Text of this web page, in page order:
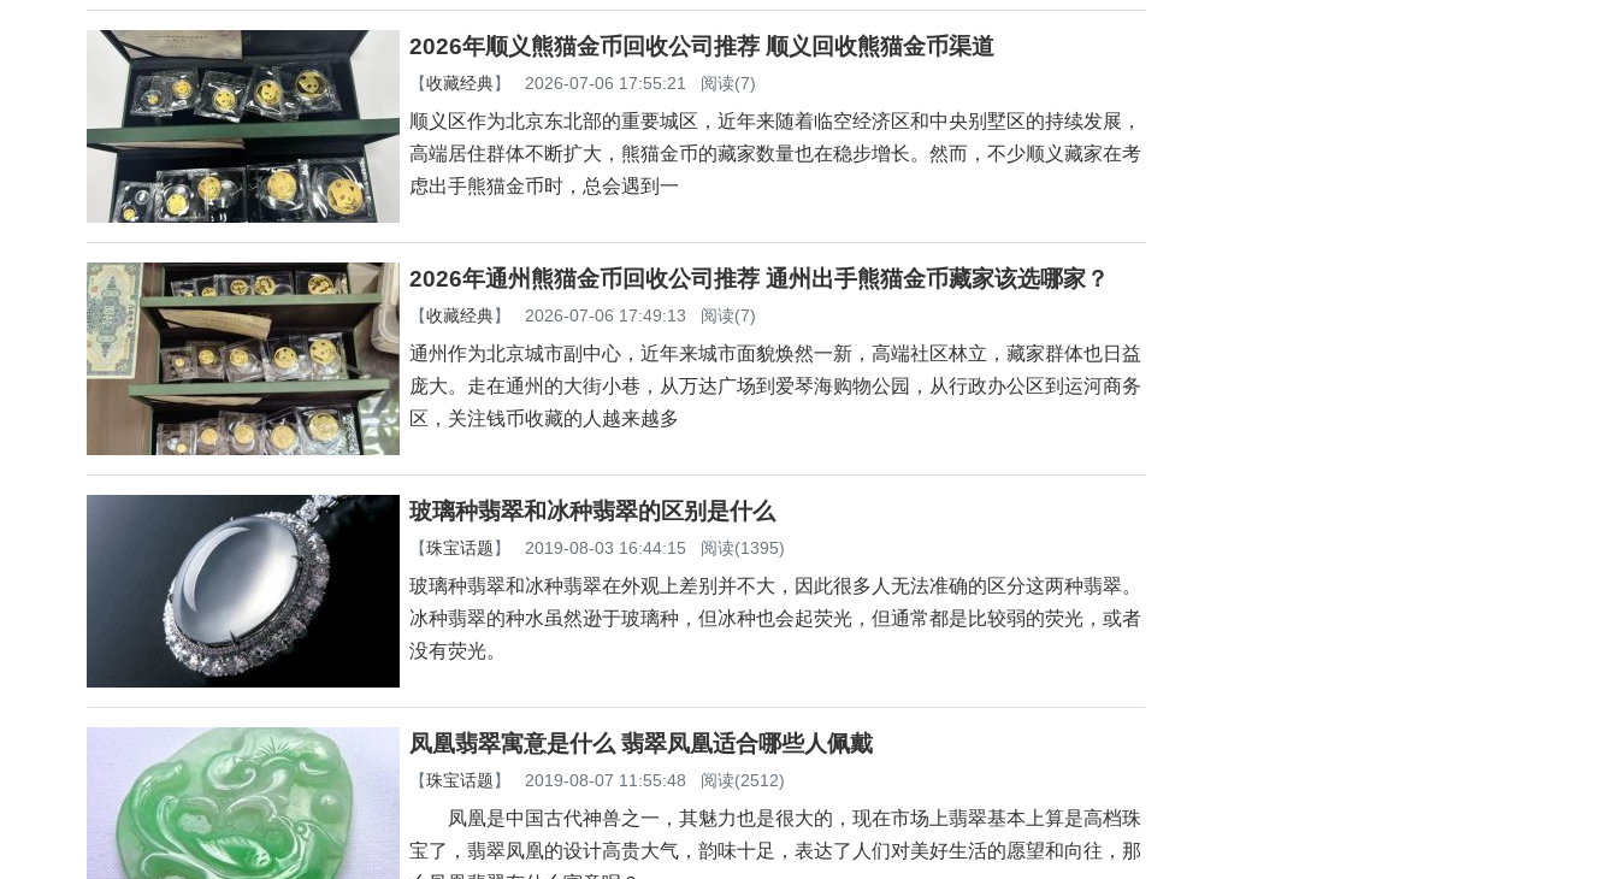
2026年顺义熊猫金币回收公司推荐 顺义回收熊猫金币渠道
【收藏经典】 2026-07-06 17:55:21 阅读(7)
顺义区作为北京东北部的重要城区，近年来随着临空经济区和中央别墅区的持续发展，
高端居住群体不断扩大，熊猫金币的藏家数量也在稳步增长。然而，不少顺义藏家在考
虑出手熊猫金币时，总会遇到一
2026年通州熊猫金币回收公司推荐 通州出手熊猫金币藏家该选哪家？
【收藏经典】 2026-07-06 17:49:13 阅读(7)
通州作为北京城市副中心，近年来城市面貌焕然一新，高端社区林立，藏家群体也日益
庞大。走在通州的大街小巷，从万达广场到爱琴海购物公园，从行政办公区到运河商务
区，关注钱币收藏的人越来越多
玻璃种翡翠和冰种翡翠的区别是什么
【珠宝话题】 2019-08-03 16:44:15 阅读(1395)
玻璃种翡翠和冰种翡翠在外观上差别并不大，因此很多人无法准确的区分这两种翡翠。
冰种翡翠的种水虽然逊于玻璃种，但冰种也会起荧光，但通常都是比较弱的荧光，或者
没有荧光。
凤凰翡翠寓意是什么 翡翠凤凰适合哪些人佩戴
【珠宝话题】 2019-08-07 11:55:48 阅读(2512)
凤凰是中国古代神兽之一，其魅力也是很大的，现在市场上翡翠基本上算是高档珠
宝了，翡翠凤凰的设计高贵大气，韵味十足，表达了人们对美好生活的愿望和向往，那